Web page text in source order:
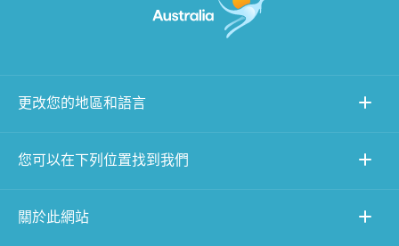
更改您的地區和語言
您可以在下列位置找到我們
關於此網站